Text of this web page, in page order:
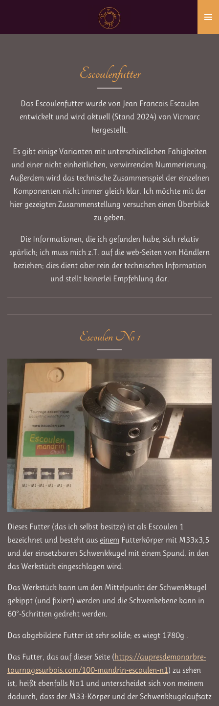
springen
Escoulenfutter
Das Escoulenfutter wurde von Jean Francois Escoulen
entwickelt und wird aktuell (Stand 2024) von Vicmarc
hergestellt.
Es gibt einige Varianten mit unterschiedlichen Fähigkeiten
und einer nicht einheitlichen, verwirrenden Nummerierung.
Außerdem wird das technische Zusammenspiel der einzelnen
Komponenten nicht immer gleich klar. Ich möchte mit der
hier gezeigten Zusammenstellung versuchen einen Überblick
zu geben.
Die Informationen, die ich gefunden habe, sich relativ
spärlich; ich muss mich z.T. auf die web-Seiten von Händlern
beziehen; dies dient aber rein der technischen Information
und stellt keinerlei Empfehlung dar.
Escoulen No 1
Dieses Futter (das ich selbst besitze) ist als Escoulen 1
bezeichnet und besteht aus einem Futterkörper mit M33x3,5
und der einsetzbaren Schwenkkugel mit einem Spund, in den
das Werkstück eingeschlagen wird.
Das Werkstück kann um den Mittelpunkt der Schwenkkugel
gekippt (und fixiert) werden und die Schwenkebene kann in
60°-Schritten gedreht werden.
Das abgebildete Futter ist sehr solide; es wiegt 1780g .
Das Futter, das auf dieser Seite (https://aupresdemonarbre-
tournagesurbois.com/100-mandrin-escoulen-n1 ) zu sehen
ist, heißt ebenfalls No1 und unterscheidet sich von meinem
dadurch, dass der M33-Körper und der Schwenkkugelaufsatz